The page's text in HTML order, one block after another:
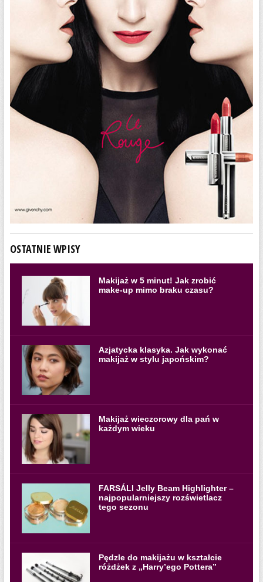
OSTATNIE WPISY
Makijaż w 5 minut! Jak zrobić
make-up mimo braku czasu?
Azjatycka klasyka. Jak wykonać
makijaż w stylu japońskim?
Makijaż wieczorowy dla pań w
każdym wieku
FARSÁLI Jelly Beam Highlighter –
najpopularniejszy rozświetlacz
tego sezonu
Pędzle do makijażu w kształcie
różdżek z „Harry’ego Pottera”